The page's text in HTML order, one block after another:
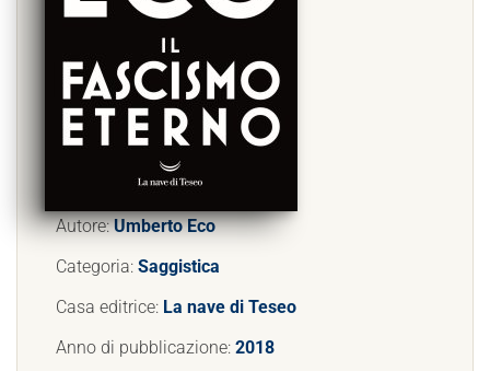
Autore:Umberto Eco
Categoria: Saggistica
Casa editrice: La nave di Teseo
Anno di pubblicazione: 2018